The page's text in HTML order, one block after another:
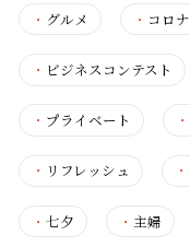
・ グルメ ・ コロナ
・ ビジネスコンテスト
・ プライベート ・
・ リフレッシュ ・
・ 七夕 ・ 主婦